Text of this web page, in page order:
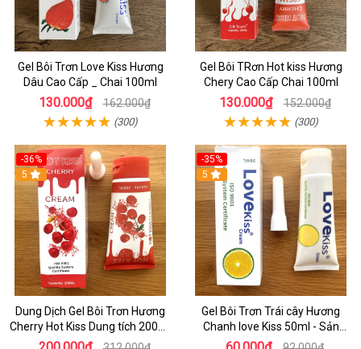
Gel Bôi Trơn Love Kiss Hương
Dâu Cao Cấp _ Chai 100ml
130.000₫ 162.000₫
(300)
Gel Bôi TRơn Hot kiss Hương
Chery Cao Cấp Chai 100ml
130.000₫ 152.000₫
(300)
-36%
5
Dung Dịch Gel Bôi Trơn Hương
Cherry Hot Kiss Dung tích 200ml
Dùng Bao Đã - Nơi Bán Gel bôi
-35%
5
Gel Bôi Trơn Trái cây Hương
Chanh love Kiss 50ml - Sản
Phẩm Hỗ trợ Bôi Trơn Hiệu Quả